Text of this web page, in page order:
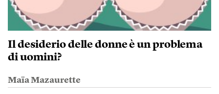
Il desiderio delle donne è un problema
di uomini?
Maïa Mazaurette